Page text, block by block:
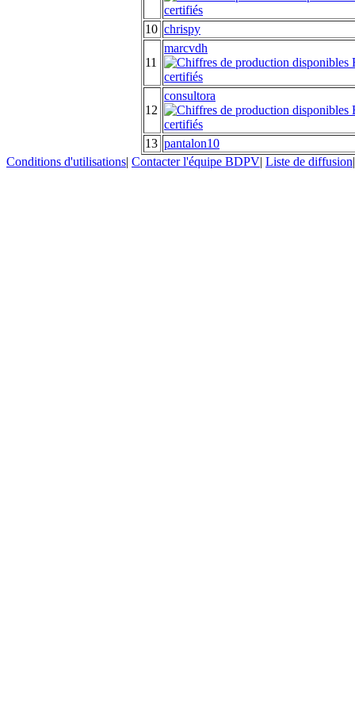
10 chrispy
11
marcvdh
12
consultora
13 pantalon10
Conditions d'utilisations| Contacter l'équipe BDPV| Liste de diffusion